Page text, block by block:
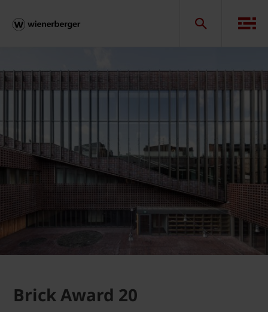
Brick Award 20